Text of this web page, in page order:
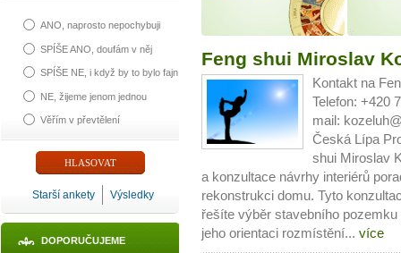
ANO, naprosto nepochybuji
SPÍŠE ANO, doufám v něj
SPÍŠE NE, i když by to bylo fajn
NE, žijeme jenom jednou
Věřím v převtělení
Starší ankety Výsledky
DOPORUČUJEME
Feng shui Miroslav
Kontakt na
Telefon: +420
mail:
Česká Lípa
shui Miroslav
a konzultace návrhy interiérů
rekonstrukci domu. Tyto
řešíte výběr stavebního
jeho orientaci rozmístění... více